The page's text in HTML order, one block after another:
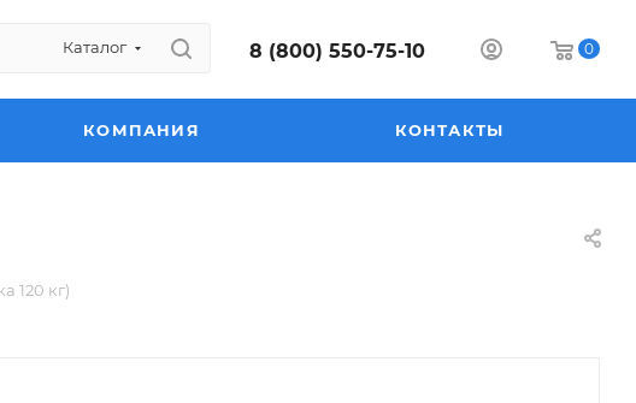
Каталог 8 (800) 550-75-10 0
КОМПАНИЯ КОНТАКТЫ
120 кг)